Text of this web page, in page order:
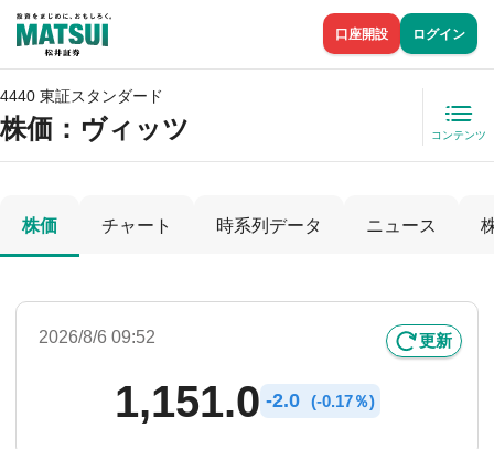
口座開設 ログイン
4440 東証スタンダード
株価 ：ヴィッツ コンテンツ
株価 チャート 時系列データ ニュース
2026/8/6 09:52 更新
1,151.0 -2.0 (-0.17％)